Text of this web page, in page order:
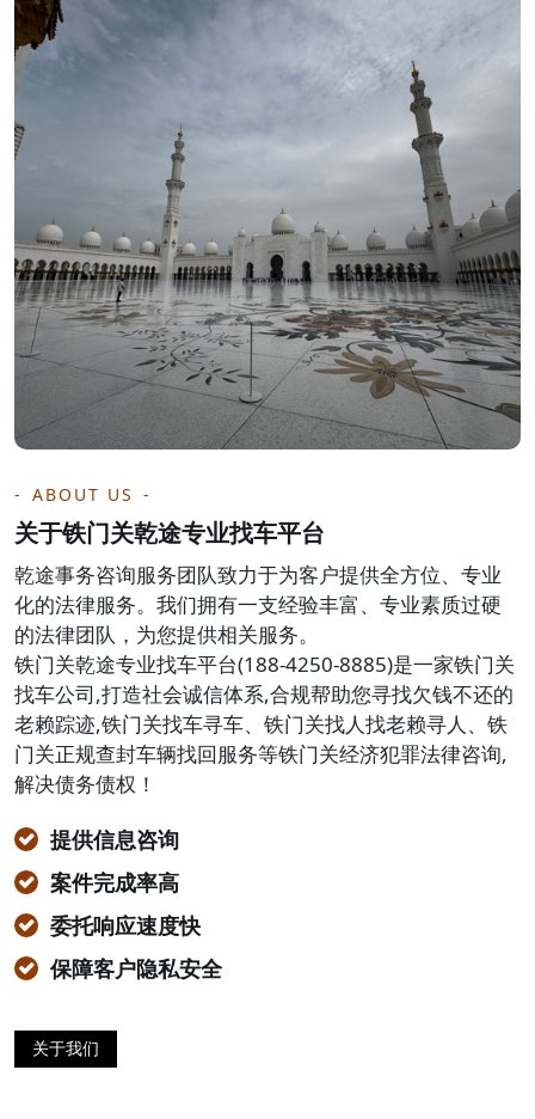
ABOUT US
关于铁门关乾途专业找车平台
乾途事务咨询服务团队致力于为客户提供全方位、专业
化的法律服务。我们拥有一支经验丰富、专业素质过硬
的法律团队，为您提供相关服务。
铁门关乾途专业找车平台(188-4250-8885)是一家铁门关
找车公司,打造社会诚信体系,合规帮助您寻找欠钱不还的
老赖踪迹,铁门关找车寻车、铁门关找人找老赖寻人、铁
门关正规查封车辆找回服务等铁门关经济犯罪法律咨询,
解决债务债权！
提供信息咨询
案件完成率高
委托响应速度快
保障客户隐私安全
关于我们